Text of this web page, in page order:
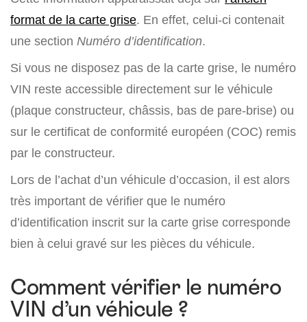
format de la carte grise. En effet, celui-ci contenait
une section Numéro d’identification.
Si vous ne disposez pas de la carte grise, le numéro
VIN reste accessible directement sur le véhicule
(plaque constructeur, châssis, bas de pare-brise) ou
sur le certificat de conformité européen (COC) remis
par le constructeur.
Lors de l’achat d’un véhicule d’occasion, il est alors
très important de vérifier que le numéro
d’identification inscrit sur la carte grise corresponde
bien à celui gravé sur les pièces du véhicule.
Comment vérifier le numéro
VIN d’un véhicule ?